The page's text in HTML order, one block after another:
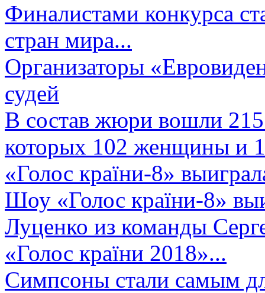
Финалистами конкурса
стран мира...
Организаторы
судей
В состав жюри вошли 215
которых 102 женщины и
«Голос країни-8»
Шоу «Голос країни-8»
Луценко из команды
«Голос країни 2018»...
Симпсоны стали самым